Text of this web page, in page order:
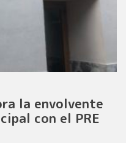
la envolvente
con el PRE